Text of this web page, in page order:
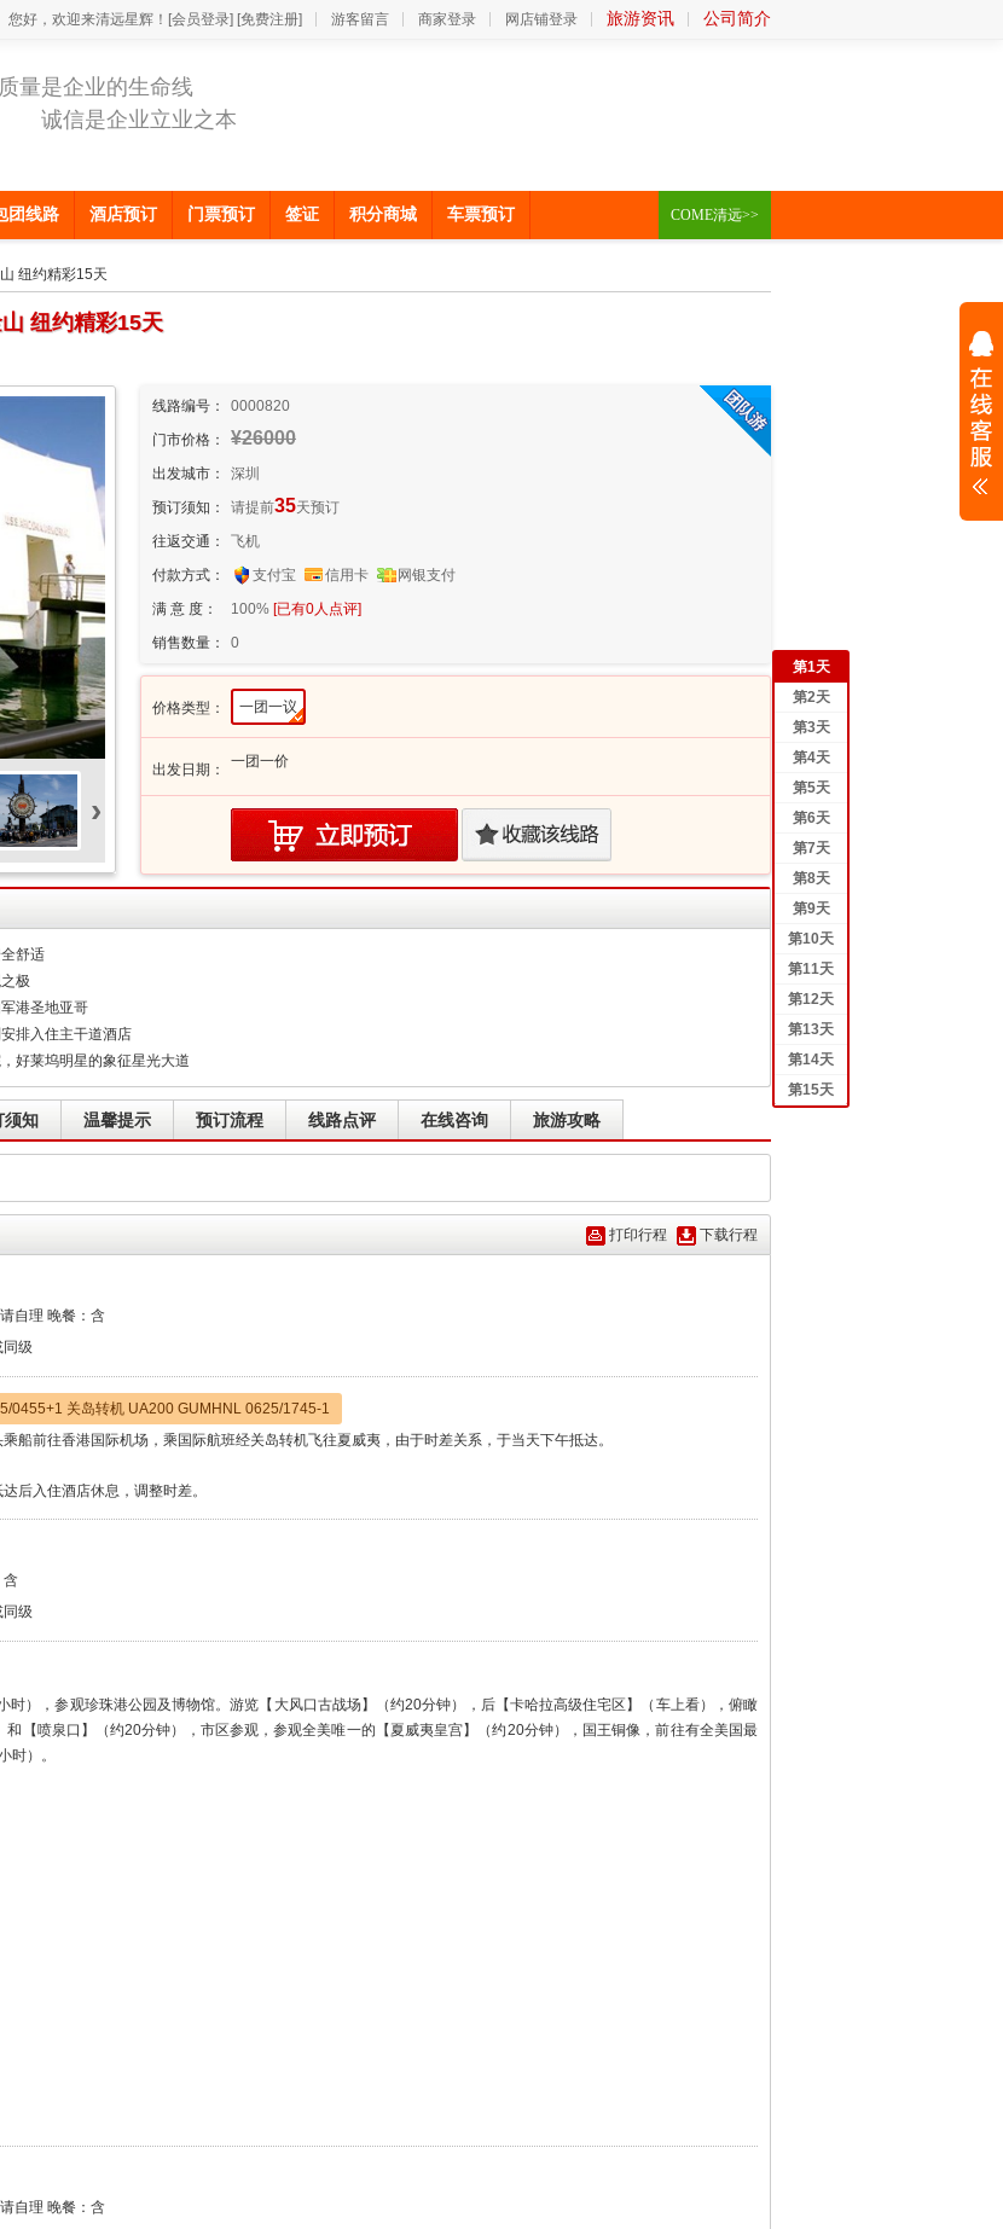
您好，欢迎来清远星辉！ [会员登录] [免费注册] 游客留言 商家登录 网店铺登录 旅游资讯 公司简介
质量是企业的生命线
诚信是企业立业之本
团线路 酒店预订 门票预订 签证 积分商城 车票预订 COME清远>>
纽约精彩15天
纽约精彩15天
›
线路编号：
0000820
门市价格：
¥26000
出发城市：
深圳
预订须知：
请提前35天预订
往返交通：
飞机
付款方式：
支付宝 信用卡
网银支付
满 意 度：
100% [已有0人点评]
销售数量：
0
价格类型： 一团一议
出发日期： 一团一价
舒适
极
港圣地亚哥
排入住主干道酒店
好莱坞明星的象征星光大道
须知 温馨提示 预订流程 线路点评 在线咨询 旅游攻略
打印行程 下载行程
自理 晚餐：含
级
0455+1 关岛转机 UA200 GUMHNL 0625/1745-1
船前往香港国际机场，乘国际航班经关岛转机飞往夏威夷，由于时差关系，于当天下午抵达。
后入住酒店休息，调整时差。
含
级
时），参观珍珠港公园及博物馆。游览【大风口古战场】（约20分钟），后【卡哈拉高级住宅区】（车上看），俯瞰
和【喷泉口】（约20分钟），市区参观，参观全美唯一的【夏威夷皇宫】（约20分钟），国王铜像，前往有全美国最
时）。
自理 晚餐：含
第1天
第2天
第3天
第4天
第5天
第6天
第7天
第8天
第9天
第10天
第11天
第12天
第13天
第14天
第15天